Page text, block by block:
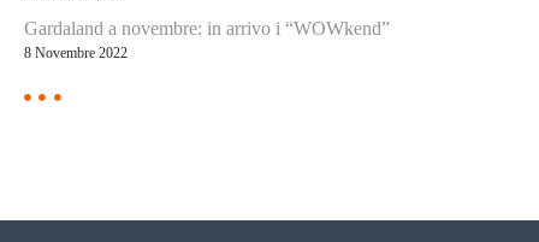
Gardaland a novembre: in arrivo i “WOWkend”
8 Novembre 2022